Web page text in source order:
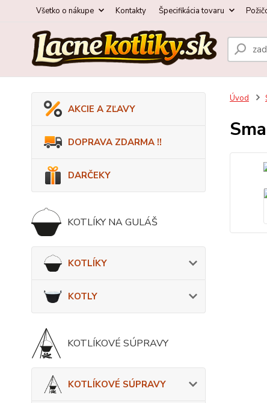
Všetko o nákupe Kontakty Špecifikácia tovaru
AKCIE A ZĽAVY
DOPRAVA ZDARMA !!
DARČEKY
KOTLÍKY NA GULÁŠ
KOTLÍKY
KOTLY
KOTLÍKOVÉ SÚPRAVY
KOTLÍKOVÉ SÚPRAVY
Úvod